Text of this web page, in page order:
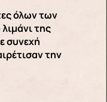
όλων των
της
συνεχή
την